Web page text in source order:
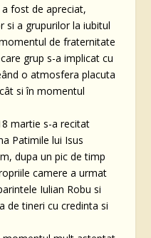
fost de apreciat,
si a grupurilor la iubitul
de fraternitate
grup s-a implicat cu
o atmosfera placuta
si în momentul
martie s-a recitat
Patimile lui Isus
dupa un pic de timp
camere a urmat
Iulian Robu si
de tineri cu credinta si